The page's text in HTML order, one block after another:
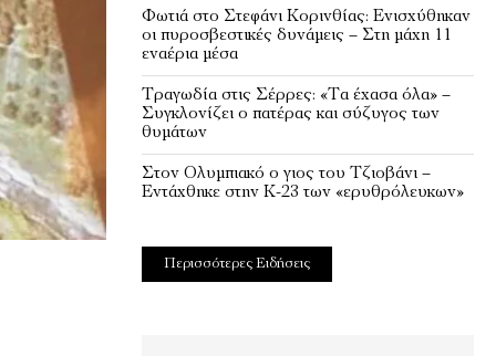
Φωτιά στο Στεφάνι Κορινθίας: Ενισχύθηκαν
οι πυροσβεστικές δυνάμεις – Στη μάχη 11
εναέρια μέσα
Τραγωδία στις Σέρρες: «Τα έχασα όλα» –
Συγκλονίζει ο πατέρας και σύζυγος των
θυμάτων
Στον Ολυμπιακό ο γιος του Τζιοβάνι –
Εντάχθηκε στην Κ-23 των «ερυθρόλευκων»
Περισσότερες Ειδήσεις